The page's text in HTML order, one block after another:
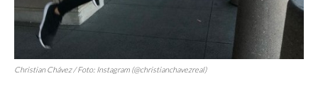
Christian Chávez / Foto: Instagram (@christianchavezreal)